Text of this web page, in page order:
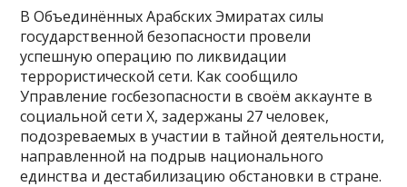
В Объединённых Арабских Эмиратах силы
государственной безопасности провели
успешную операцию по ликвидации
террористической сети. Как сообщило
Управление госбезопасности в своём аккаунте в
социальной сети X, задержаны 27 человек,
подозреваемых в участии в тайной деятельности,
направленной на подрыв национального
единства и дестабилизацию обстановки в стране.